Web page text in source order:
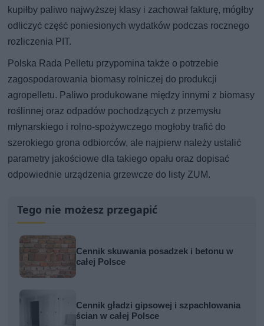
kupiłby paliwo najwyższej klasy i zachował fakturę, mógłby
odliczyć część poniesionych wydatków podczas rocznego
rozliczenia PIT.
Polska Rada Pelletu przypomina także o potrzebie
zagospodarowania biomasy rolniczej do produkcji
agropelletu. Paliwo produkowane między innymi z biomasy
roślinnej oraz odpadów pochodzących z przemysłu
młynarskiego i rolno-spożywczego mogłoby trafić do
szerokiego grona odbiorców, ale najpierw należy ustalić
parametry jakościowe dla takiego opału oraz dopisać
odpowiednie urządzenia grzewcze do listy ZUM.
Tego nie możesz przegapić
Cennik skuwania posadzek i betonu w
całej Polsce
Cennik gładzi gipsowej i szpachlowania
ścian w całej Polsce